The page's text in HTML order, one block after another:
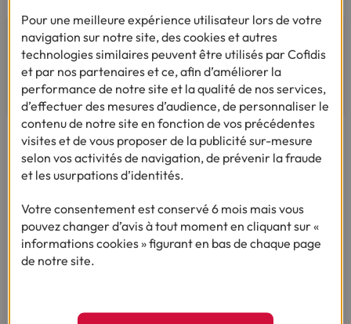
AVIS ET TÉMOIGNAGES
Pour une meilleure expérience utilisateur lors de votre
navigation sur notre site, des cookies et autres
technologies similaires peuvent être utilisés par Cofidis
et par nos partenaires et ce, afin d’améliorer la
performance de notre site et la qualité de nos services,
d’effectuer des mesures d’audience, de personnaliser le
contenu de notre site en fonction de vos précédentes
visites et de vous proposer de la publicité sur-mesure
selon vos activités de navigation, de prévenir la fraude
et les usurpations d’identités.
Votre consentement est conservé 6 mois mais vous
pouvez changer d’avis à tout moment en cliquant sur «
informations cookies » figurant en bas de chaque page
de notre site.